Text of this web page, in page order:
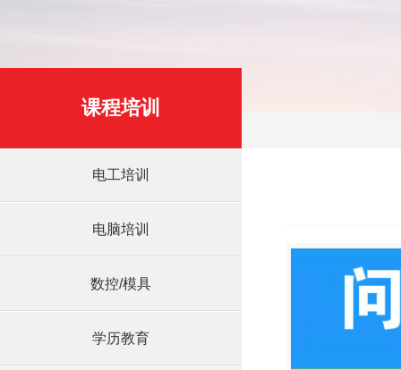
课程培训
电工培训
电脑培训
数控/模具
学历教育